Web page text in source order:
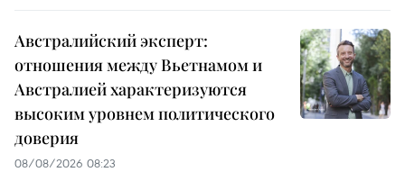
Австралийский эксперт:
отношения между Вьетнамом и
Австралией характеризуются
высоким уровнем политического
доверия
08/08/2026 08:23